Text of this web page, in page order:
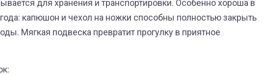
для хранения и транспортировки. Особенно хороша в
капюшон и чехол на ножки способны полностью закрыть
Мягкая подвеска превратит прогулку в приятное